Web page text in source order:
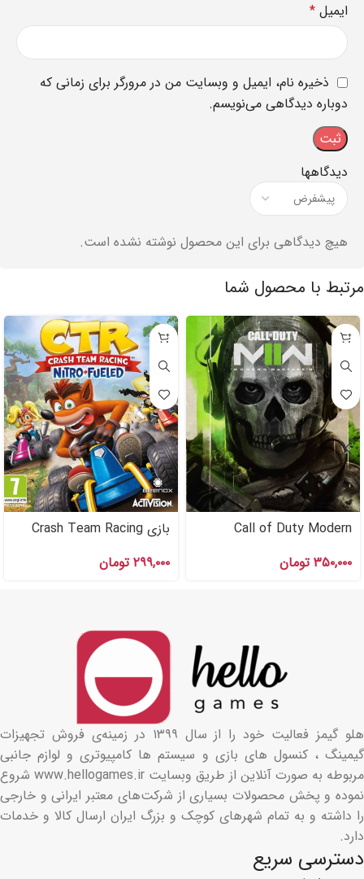
دیدگاهها
هیچ دیدگاهی برای این محصول نوشته نشده است.
ایمیل *
ذخیره نام، ایمیل و وبسایت من در مرورگر برای زمانی که
دوباره دیدگاهی می‌نویسم.
مرتبط با محصول شما
Call of Duty Modern
PS۴,PS۵
۳۵۰,۰۰۰ تومان
بازی Crash Team Racing
۲۹۹,۰۰۰ تومان
دسترسی سریع
هلو گیمز فعالیت خود را از سال ۱۳۹۹ در زمینه‌ی فروش تجهیزات
گیمینگ ، کنسول های بازی و سیستم ها کامپیوتری و لوازم جانبی
مربوطه به صورت آنلاین از طریق وبسایت www.hellogames.ir شروع
نموده و پخش محصولات بسیاری از شرکت‌های معتبر ایرانی و خارجی
را داشته و به تمام شهرهای کوچک و بزرگ ایران ارسال کالا و خدمات
دارد.